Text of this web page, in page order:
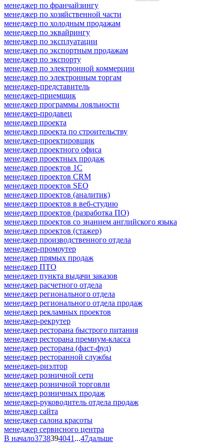
менеджер по франчайзингу
менеджер по хозяйственной части
менеджер по холодным продажам
менеджер по эквайрингу
менеджер по эксплуатации
менеджер по экспортным продажам
менеджер по экспорту
менеджер по электронной коммерции
менеджер по электронным торгам
менеджер-представитель
менеджер-приемщик
менеджер программы лояльности
менеджер-продавец
менеджер проекта
менеджер проекта по строительству
менеджер-проектировщик
менеджер проектного офиса
менеджер проектных продаж
менеджер проектов 1С
менеджер проектов CRM
менеджер проектов SEO
менеджер проектов (аналитик)
менеджер проектов в веб-студию
менеджер проектов (разработка ПО)
менеджер проектов со знанием английского языка
менеджер проектов (стажер)
менеджер производственного отдела
менеджер-промоутер
менеджер прямых продаж
менеджер ПТО
менеджер пункта выдачи заказов
менеджер расчетного отдела
менеджер регионального отдела
менеджер регионального отдела продаж
менеджер рекламных проектов
менеджер-рекрутер
менеджер ресторана быстрого питания
менеджер ресторана премиум-класса
менеджер ресторана (фаст-фуд)
менеджер ресторанной службы
менеджер-риэлтор
менеджер розничной сети
менеджер розничной торговли
менеджер розничных продаж
менеджер-руководитель отдела продаж
менеджер сайта
менеджер салона красоты
менеджер сервисного центра
В начало3738394041 ...47дальше